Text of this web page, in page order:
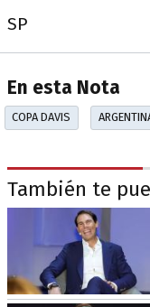
SP
En esta Nota
COPA DAVIS
También te